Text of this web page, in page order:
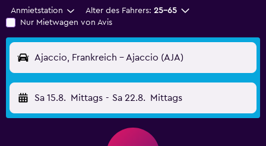
Anmietstation Alter des Fahrers: 25-65
Nur Mietwagen von Avis
Ajaccio, Frankreich - Ajaccio (AJA)
Sa 15.8. Mittags - Sa 22.8. Mittags